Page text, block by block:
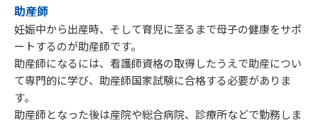
助産師
妊娠中から出産時、そして育児に至るまで母子の健康をサポ
ートするのが助産師です。
助産師になるには、看護師資格の取得したうえで助産につい
て専門的に学び、助産師国家試験に合格する必要がありま
す。
助産師となった後は産院や総合病院、診療所などで勤務しま